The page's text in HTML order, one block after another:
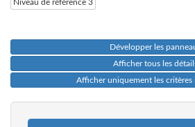
Niveau de référence 3
Développer les
Afficher tous les
Afficher uniquement les critères